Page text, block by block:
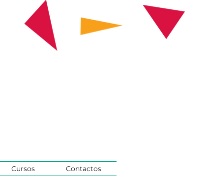
Cursos Contactos